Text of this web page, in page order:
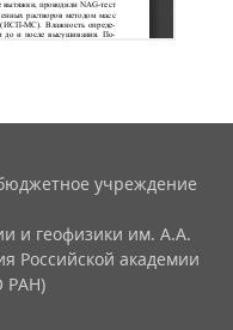
учреждение
и геофизики им. А.А.
Российской академии
РАН)